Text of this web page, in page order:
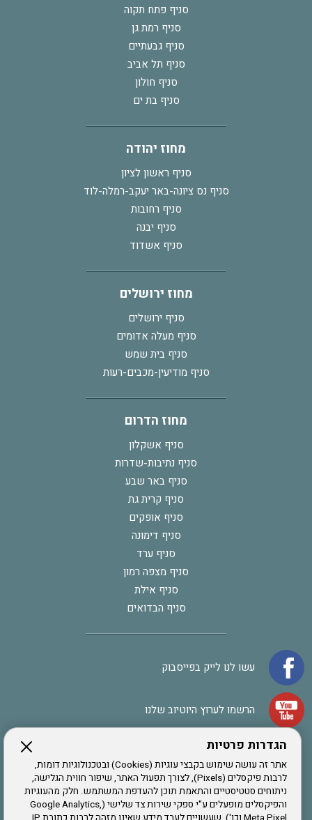
הגדרות פרטיות
אתר זה עושה שימוש בקבצי עוגיות (Cookies) ובטכנולוגיות דומות,
לרבות פיקסלים (Pixels), לצורך תפעול האתר, שיפור חווית הגלישה,
ניתוחים סטטיסטיים והתאמת תוכן להעדפת המשתמש. חלק מהעוגיות
והפיקסלים מופעלים ע"י ספקי שירות צד שלישי (Google Analytics,
סניף פתח תקוה
סניף רמת גן
סניף גבעתיים
סניף תל אביב
סניף חולון
סניף בת ים
מחוז יהודה
סניף ראשון לציון
סניף נס ציונה-באר יעקב-רמלה-לוד
סניף רחובות
סניף יבנה
סניף אשדוד
מחוז ירושלים
סניף ירושלים
סניף מעלה אדומים
סניף בית שמש
סניף מודיעין-מכבים-רעות
מחוז הדרום
סניף אשקלון
סניף נתיבות-שדרות
סניף באר שבע
סניף קרית גת
סניף אופקים
סניף דימונה
סניף ערד
סניף מצפה רמון
סניף אילת
סניף הבדואים
עשו לנו לייק בפייסבוק
הרשמו לערוץ היוטיוב שלנו
אתר צה"ל